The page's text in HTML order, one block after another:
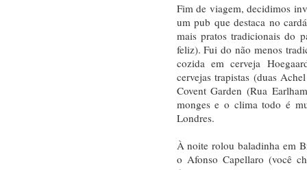
Fim de viagem, decidimos
um pub que destaca no
mais pratos tradicionais do
feliz). Fui do não menos
cozida em cerveja
cervejas trapistas (duas
Covent Garden (Rua
monges e o clima todo é
Londres.
À noite rolou baladinha em
o Afonso Capellaro (você